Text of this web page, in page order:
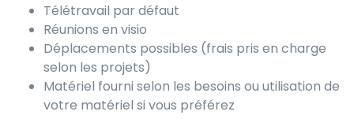
Télétravail par défaut
Réunions en visio
Déplacements possibles (frais pris en charge
selon les projets)
Matériel fourni selon les besoins ou utilisation de
votre matériel si vous préférez